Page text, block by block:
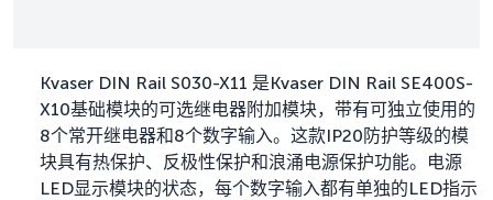
Kvaser DIN Rail S030-X11 是Kvaser DIN Rail SE400S-
X10基础模块的可选继电器附加模块，带有可独立使用的
8个常开继电器和8个数字输入。这款IP20防护等级的模
块具有热保护、反极性保护和浪涌电源保护功能。电源
LED显示模块的状态，每个数字输入都有单独的LED指示